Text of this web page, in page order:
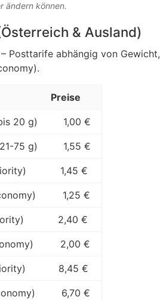
ändern können.
& Ausland)
Posttarife abhängig von Gewicht,
Preise
20 g) 1,00 €
75 g) 1,55 €
1,45 €
1,25 €
2,40 €
2,00 €
8,45 €
6,70 €